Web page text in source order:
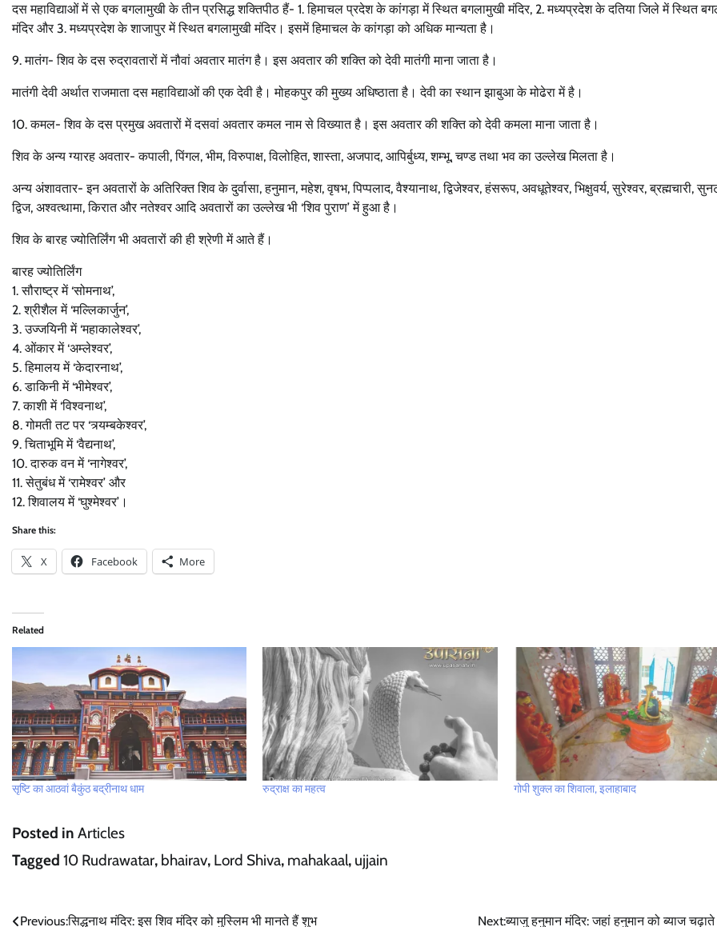
दस महाविद्याओं में से एक बगलामुखी के तीन प्रसिद्ध शक्तिपीठ हैं- 1. हिमाचल प्रदेश के कांगड़ा में स्थित बगलामुखी मंदिर, 2. मध्यप्रदेश के दतिया जिले में स्थित
मंदिर और 3. मध्यप्रदेश के शाजापुर में स्थित बगलामुखी मंदिर। इसमें हिमाचल के कांगड़ा को अधिक मान्यता है।
9. मातंग- शिव के दस रुद्रावतारों में नौवां अवतार मातंग है। इस अवतार की शक्ति को देवी मातंगी माना जाता है।
मातंगी देवी अर्थात राजमाता दस महाविद्याओं की एक देवी है। मोहकपुर की मुख्य अधिष्ठाता है। देवी का स्थान झाबुआ के मोढेरा में है।
10. कमल- शिव के दस प्रमुख अवतारों में दसवां अवतार कमल नाम से विख्यात है। इस अवतार की शक्ति को देवी कमला माना जाता है।
शिव के अन्य ग्यारह अवतार- कपाली, पिंगल, भीम, विरुपाक्ष, विलोहित, शास्ता, अजपाद, आपिर्बुध्य, शम्भू, चण्ड तथा भव का उल्लेख मिलता है।
अन्य अंशावतार- इन अवतारों के अतिरिक्त शिव के दुर्वासा, हनुमान, महेश, वृषभ, पिप्पलाद, वैश्यानाथ, द्विजेश्वर, हंसरूप, अवधूतेश्वर, भिक्षुवर्य, सुरेश्वर, ब्रह्मचारी,
द्विज, अश्वत्थामा, किरात और नतेश्वर आदि अवतारों का उल्लेख भी ‘शिव पुराण’ में हुआ है।
शिव के बारह ज्योतिर्लिंग भी अवतारों की ही श्रेणी में आते हैं।
बारह ज्योतिर्लिंग
1. सौराष्ट्र में ‘सोमनाथ’,
2. श्रीशैल में ‘मल्लिकार्जुन’,
3. उज्जयिनी में ‘महाकालेश्वर’,
4. ओंकार में ‘अम्लेश्वर’,
5. हिमालय में ‘केदारनाथ’,
6. डाकिनी में ‘भीमेश्वर’,
7. काशी में ‘विश्वनाथ’,
8. गोमती तट पर ‘त्र्यम्बकेश्वर’,
9. चिताभूमि में ‘वैद्यनाथ’,
10. दारुक वन में ‘नागेश्वर’,
11. सेतुबंध में ‘रामेश्वर’ और
12. शिवालय में ‘घुश्मेश्वर’।
Share this:
X Facebook More
Related
सृष्टि का आठवां बैकुंठ बद्रीनाथ धाम रुद्राक्ष का महत्व गोपी शुक्ल का शिवाला, इलाहाबाद
Posted in Articles
Tagged 10 Rudrawatar, bhairav, Lord Shiva, mahakaal, ujjain
Previous:सिद्धनाथ मंदिर: इस शिव मंदिर को मुस्लिम भी मानते हैं शुभ Next:ब्याजु हनुमान मंदिर: जहां हनुमान को ब्याज